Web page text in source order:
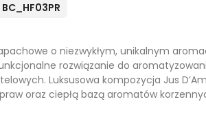
o niezwykłym, unikalnym
rozwiązanie do
Luksusowa kompozycja Jus
oraz ciepłą bazą aromatów